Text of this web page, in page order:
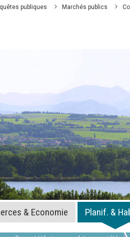
publiques Marchés publics
& Economie Planif. &